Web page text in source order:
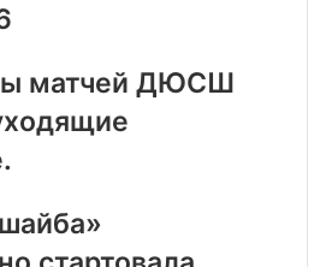
матчей ДЮСШ